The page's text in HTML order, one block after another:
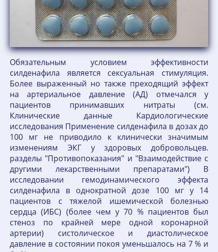
Обязательным условием эффективности
силденафила является сексуальная стимуляция.
Более выраженный но также преходящий эффект
на артериальное давление (АД) отмечался у
пациентов принимавших нитраты (см.
Клинические данные Кардиологические
исследования Применение силденафила в дозах до
100 мг не приводило к клинически значимым
изменениям ЭКГ у здоровых добровольцев.
разделы "Противопоказания" и "Взаимодействие с
другими лекарственными препаратами") В
исследовании гемодинамического эффекта
силденафила в однократной дозе 100 мг у 14
пациентов с тяжелой ишемической болезнью
сердца (ИБС) (более чем у 70 % пациентов был
стеноз по крайней мере одной коронарной
артерии) систолическое и диастолическое
давление в состоянии покоя уменьшалось на 7 % и